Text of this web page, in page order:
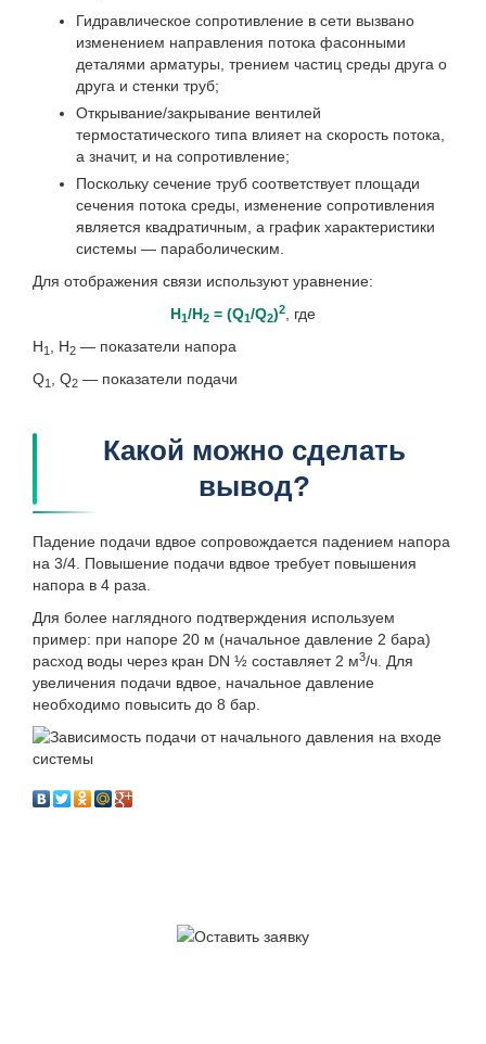
Гидравлическое сопротивление в сети вызвано
изменением направления потока фасонными
деталями арматуры, трением частиц среды друга о
друга и стенки труб;
Открывание/закрывание вентилей
термостатического типа влияет на скорость потока,
а значит, и на сопротивление;
Поскольку сечение труб соответствует площади
сечения потока среды, изменение сопротивления
является квадратичным, а график характеристики
системы — параболическим.
Для отображения связи используют уравнение:
H1/H2 = (Q1/Q2)2, где
H1 , H2 — показатели напора
Q1 , Q2 — показатели подачи
Какой можно сделать
вывод?
Падение подачи вдвое сопровождается падением напора
на 3/4. Повышение подачи вдвое требует повышения
напора в 4 раза.
Для более наглядного подтверждения используем
пример: при напоре 20 м (начальное давление 2 бара)
расход воды через кран DN ½ составляет 2 м3/ч. Для
увеличения подачи вдвое, начальное давление
необходимо повысить до 8 бар.